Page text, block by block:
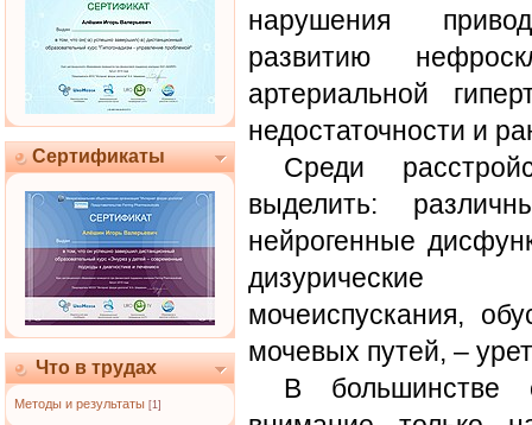
Сертификаты
Что в трудах
Методы и результаты [1]
нарушения
развитию
артериальной
недостаточности и
Среди
выделить:
нейрогенные
дизурические
мочеиспускания,
мочевых путей, –
В большинстве